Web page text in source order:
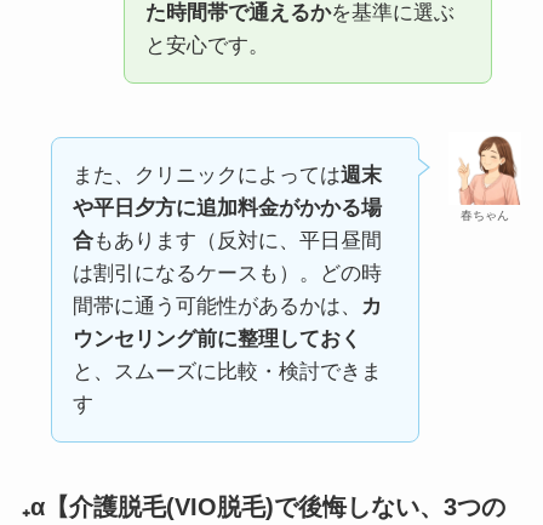
た時間帯で通えるかを基準に選ぶ
と安心です。
春ちゃん
また、クリニックによっては週末
や平日夕方に追加料金がかかる場
合もあります（反対に、平日昼間
は割引になるケースも）。どの時
間帯に通う可能性があるかは、
カ
ウンセリング前に整理しておく
と、スムーズに比較・検討できま
す
₊α【介護脱毛(VIO脱毛)で後悔しない、3つの